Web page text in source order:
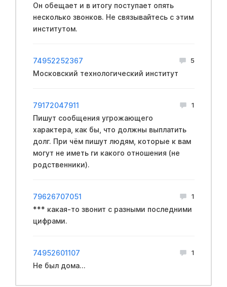
Он обещает и в итогу поступает опять
несколько звонков. Не связывайтесь с этим
институтом.
74952252367 5
Московский технологический институт
79172047911 1
Пишут сообщения угрожающего
характера, как бы, что должны выплатить
долг. При чём пишут людям, которые к вам
могут не иметь ги какого отношения (не
родственники).
79626707051 1
*** какая-то звонит с разными последними
цифрами.
74952601107 1
Не был дома...